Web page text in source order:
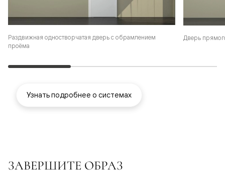
Раздвижная одностворчатая дверь с обрамлением
проёма
Дверь
Узнать подробнее о системах
ЗАВЕРШИТЕ ОБРАЗ